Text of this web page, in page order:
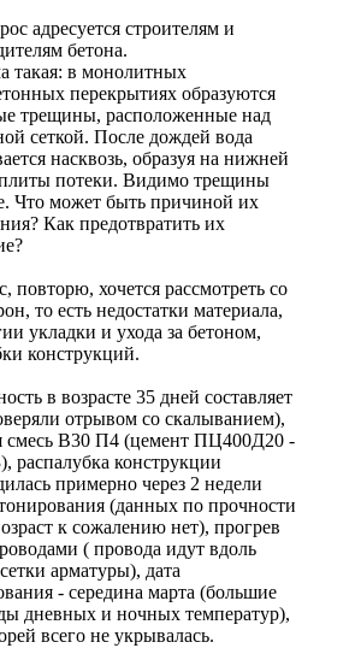
адресуется строителям и
бетона.
такая: в монолитных
перекрытиях образуются
трещины, расположенные над
сеткой. После дождей вода
насквозь, образуя на нижней
потеки. Видимо трещины
Что может быть причиной их
Как предотвратить их
повторю, хочется рассмотреть со
то есть недостатки материала,
укладки и ухода за бетоном,
конструкций.
в возрасте 35 дней составляет
отрывом со скалыванием),
смесь В30 П4 (цемент ПЦ400Д20 -
распалубка конструкции
примерно через 2 недели
(данных по прочности
к сожалению нет), прогрев
( провода идут вдоль
арматуры), дата
- середина марта (большие
дневных и ночных температур),
всего не укрывалась.